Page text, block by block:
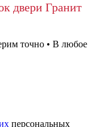
двери Гранит
точно • В любое
персональных